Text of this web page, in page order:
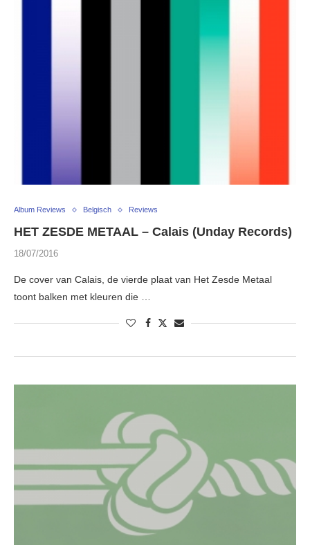
Album Reviews Belgisch Reviews
HET ZESDE METAAL – Calais (Unday Records)
18/07/2016
De cover van Calais, de vierde plaat van Het Zesde Metaal
toont balken met kleuren die …